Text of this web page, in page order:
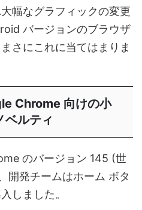
幅なグラフィックの変更
バージョンのブラウザ
さにこれに当てはまりま
Chrome 向けの小
ベルティ
のバージョン 145 (世
開発チームはホーム ボタ
しました。